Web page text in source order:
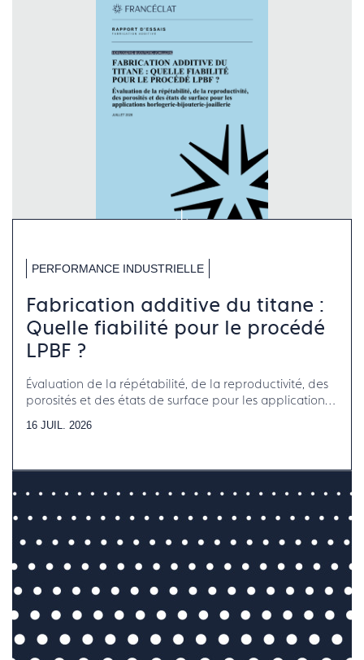
PERFORMANCE INDUSTRIELLE
Fabrication additive du titane :
Quelle fiabilité pour le procédé
LPBF ?
Évaluation de la répétabilité, de la reproductivité, des
porosités et des états de surface pour les applications
16 JUIL. 2026